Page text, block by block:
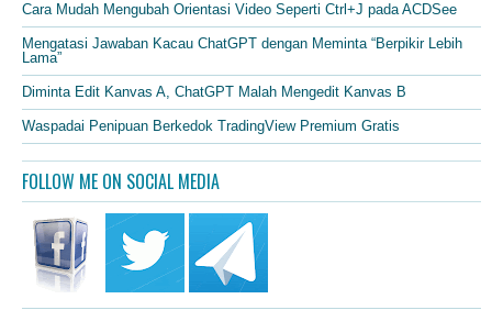
Cara Mudah Mengubah Orientasi Video Seperti Ctrl+J pada ACDSee
Mengatasi Jawaban Kacau ChatGPT dengan Meminta “Berpikir Lebih
Lama”
Diminta Edit Kanvas A, ChatGPT Malah Mengedit Kanvas B
Waspadai Penipuan Berkedok TradingView Premium Gratis
FOLLOW ME ON SOCIAL MEDIA